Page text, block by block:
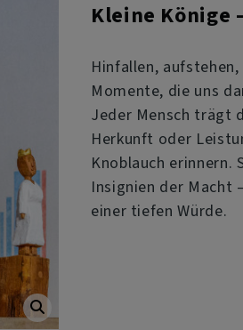
Kleine Könige
Hinfallen,
Momente, die uns
Jeder Mensch trägt
Herkunft oder
Knoblauch erinnern.
Insignien der Macht
einer tiefen Würde.